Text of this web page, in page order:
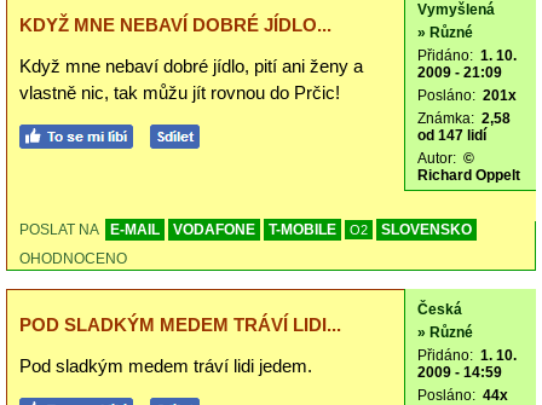
KDYŽ MNE NEBAVÍ DOBRÉ JÍDLO...
Když mne nebaví dobré jídlo, pití ani ženy a
vlastně nic, tak můžu jít rovnou do Prčic!
Vymyšlená
» Různé
Přidáno: 1. 10.
2009 - 21:09
Posláno: 201x
Známka: 2,58
od 147 lidí
Autor: ©
Richard Oppelt
POSLAT NA E-MAIL VODAFONE T-MOBILE O2
SLOVENSKO
OHODNOCENO
POD SLADKÝM MEDEM TRÁVÍ LIDI...
Pod sladkým medem tráví lidi jedem.
Česká
» Různé
Přidáno: 1. 10.
2009 - 14:59
Posláno: 44x